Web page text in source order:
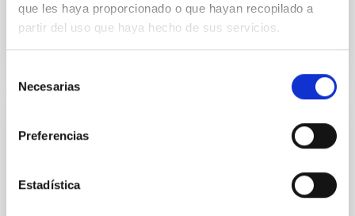
que les haya proporcionado o que hayan recopilado a
partir del uso que haya hecho de sus servicios.
Necesarias
Preferencias
Estadística
Anteriores
Sounding the treasure trove -